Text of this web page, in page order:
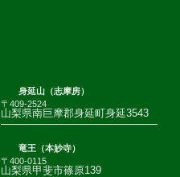
身延山（志摩房）
〒409-2524
山梨県南巨摩郡身延町身延3543
竜王（本妙寺）
〒400-0115
山梨県甲斐市篠原139